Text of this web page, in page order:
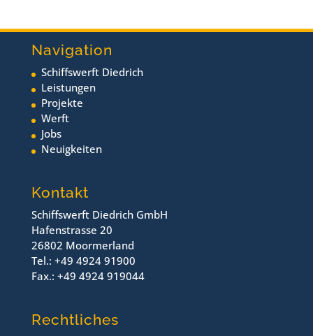
Navigation
Schiffswerft Diedrich
Leistungen
Projekte
Werft
Jobs
Neuigkeiten
Kontakt
Schiffswerft Diedrich GmbH
Hafenstrasse 20
26802 Moormerland
Tel.: +49 4924 91900
Fax.: +49 4924 919044
Rechtliches